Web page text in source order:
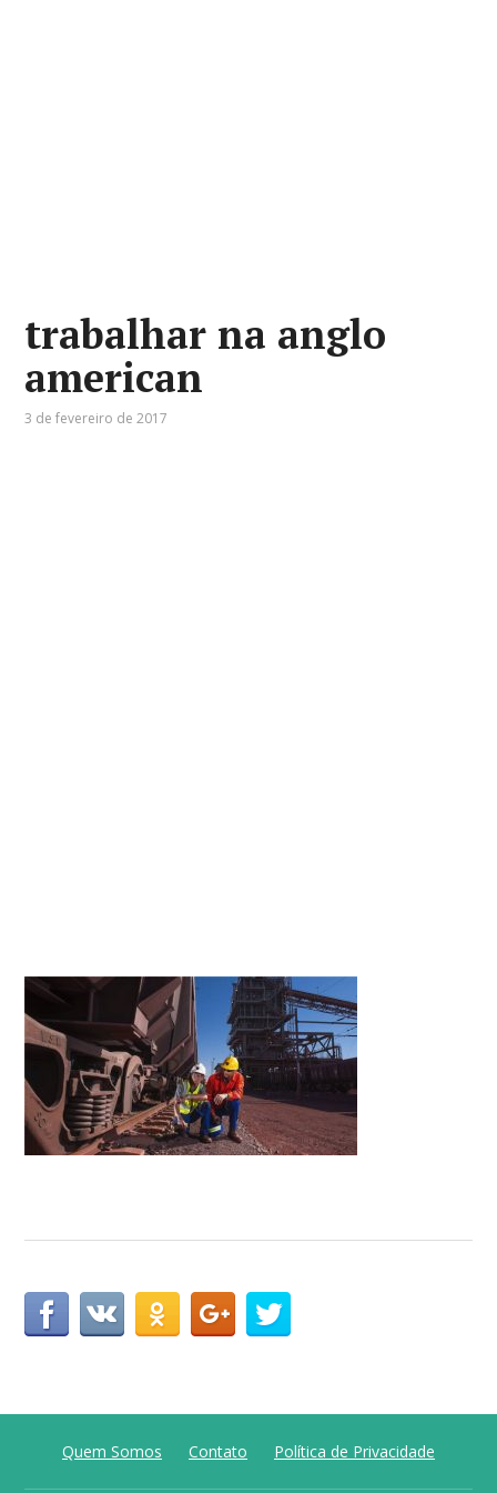
trabalhar na anglo
american
3 de fevereiro de 2017
Quem Somos Contato Política de Privacidade